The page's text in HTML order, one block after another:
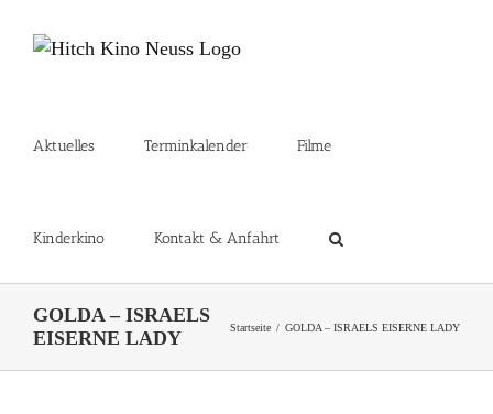
Inhalt
Aktuelles Terminkalender Filme
Kinderkino Kontakt & Anfahrt
GOLDA – ISRAELS
EISERNE LADY
Startseite GOLDA – ISRAELS EISERNE LADY